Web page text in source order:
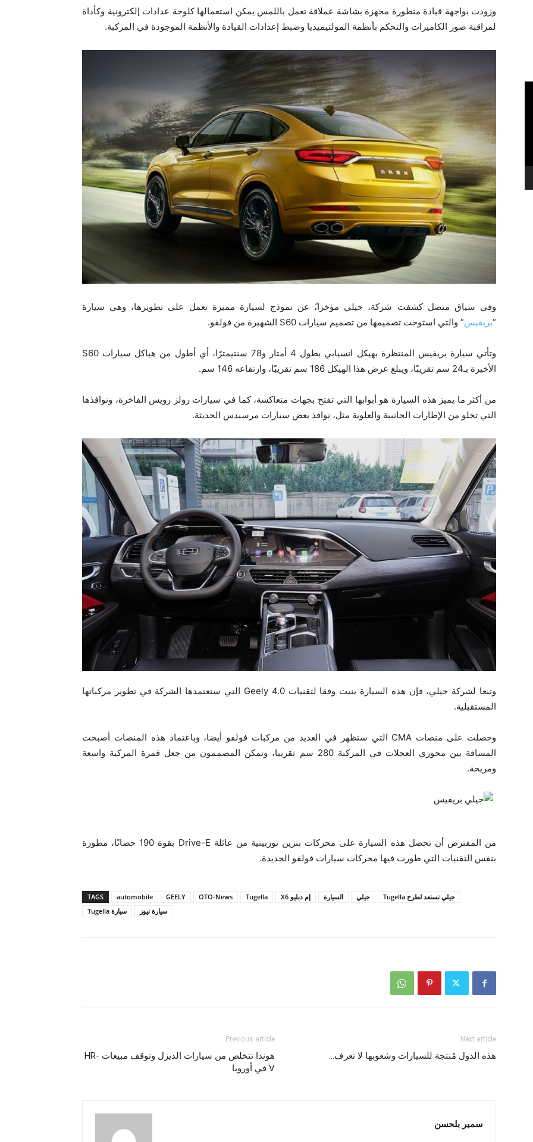
وزودت بواجهة قيادة متطورة مجهزة بشاشة عملاقة تعمل باللمس يمكن استعمالها كلوحة عدادات إلكترونية وكأداة
لمراقبة صور الكاميرات والتحكم بأنظمة المولتيميديا وضبط إعدادات القيادة والأنظمة الموجودة في المركبة.
وفي سياق متصل كشفت شركة، جيلي مؤخرا،ً عن نموذج لسيارة مميزة تعمل على تطويرها، وهي سيارة
“بريفيس” والتي استوحت تصميمها من تصميم سيارات S60 الشهيرة من فولفو.
وتأتي سيارة بريفيس المنتظرة بهيكل انسيابي بطول 4 أمتار و78 سنتيمترًا، أي أطول من هياكل سيارات S60
الأخيرة بـ24 سم تقريبًا، ويبلغ عرض هذا الهيكل 186 سم تقريبًا، وارتفاعه 146 سم.
من أكثر ما يميز هذه السيارة هو أبوابها التي تفتح بجهات متعاكسة، كما في سيارات رولز رويس الفاخرة، ونوافذها
التي تخلو من الإطارات الجانبية والعلوية مثل، نوافذ بعض سيارات مرسيدس الحديثة.
وتبعا لشركة جيلي، فإن هذه السيارة بنيت وفقا لتقنيات Geely 4.0 التي ستعتمدها الشركة في تطوير مركباتها
المستقبلية.
وحصلت على منصات CMA التي ستظهر في العديد من مركبات فولفو أيضا، وباعتماد هذه المنصات أصبحت
المسافة بين محوري العجلات في المركبة 280 سم تقريبا، وتمكن المصممون من جعل قمرة المركبة واسعة
ومريحة.
من المفترض أن تحصل هذه السيارة على محركات بنزين توربينية من عائلة Drive-E بقوة 190 حصانًا، مطورة
بنفس التقنيات التي طورت فيها محركات سيارات فولفو الجديدة.
TAGS automobile GEELY OTO-News Tugella إم دبليو X6 السيارة جيلي
جيلي تستعد لطرح Tugella
سيارة Tugella
سيارة نيوز
Previous article
هوندا تتخلص من سيارات الديزل وتوقف مبيعات HR-
V في أوروبا
Next article
هذه الدول مُنتجة للسيارات وشعوبها لا تعرف…
سمير بلحسن